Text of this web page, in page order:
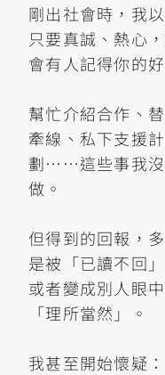
剛出社會時，我
只要真誠、熱心
會有人記得你的好
幫忙介紹合作、
牽線、私下支援計
劃⋯⋯這些事我
做。
但得到的回報，
是被「已讀不回」
或者變成別人眼
「理所當然」。
我甚至開始懷疑：